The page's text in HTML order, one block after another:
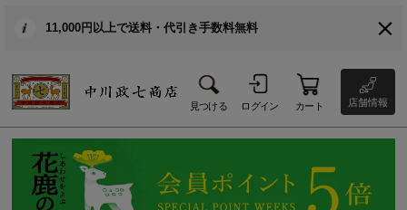
11,000円以上で送料・代引き手数料無料
見つける ログイン カート 店舗情報